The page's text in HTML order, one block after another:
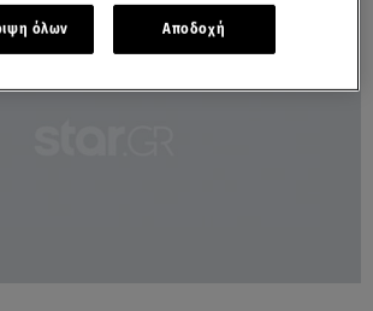
όλων Αποδοχή